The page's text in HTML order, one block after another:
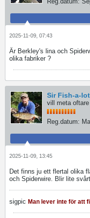
2025-11-09, 07:43
Är Berkley's lina och
olika fabriker ?
Sir Fish-a-lot
vill meta oftare
Reg.datum:
2025-11-09, 13:45
Det finns ju ett flertal olika
och Spiderwire. Blir lite
sigpic Man lever inte för att